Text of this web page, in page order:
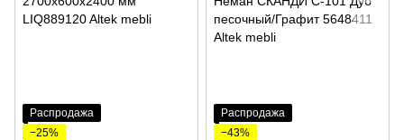
Распродажа
−25%
Распродажа
−43%